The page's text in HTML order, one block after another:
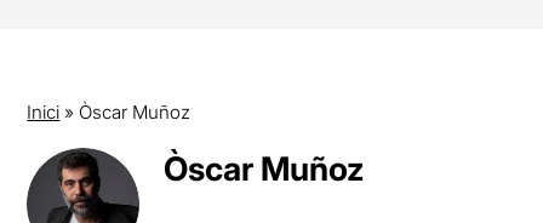
Inici » Òscar Muñoz
Òscar Muñoz